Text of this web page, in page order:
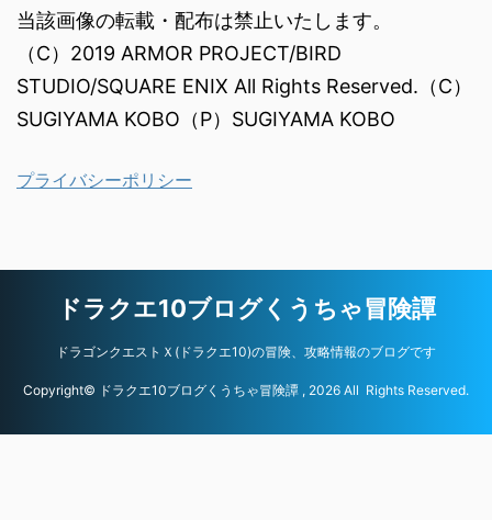
当該画像の転載・配布は禁止いたします。
（C）2019 ARMOR PROJECT/BIRD
STUDIO/SQUARE ENIX All Rights Reserved.（C）
SUGIYAMA KOBO（P）SUGIYAMA KOBO
プライバシーポリシー
ドラクエ10ブログくうちゃ冒険譚
ドラゴンクエストＸ(ドラクエ10)の冒険、攻略情報のブログです
Copyright© ドラクエ10ブログくうちゃ冒険譚 , 2026 All Rights Reserved.